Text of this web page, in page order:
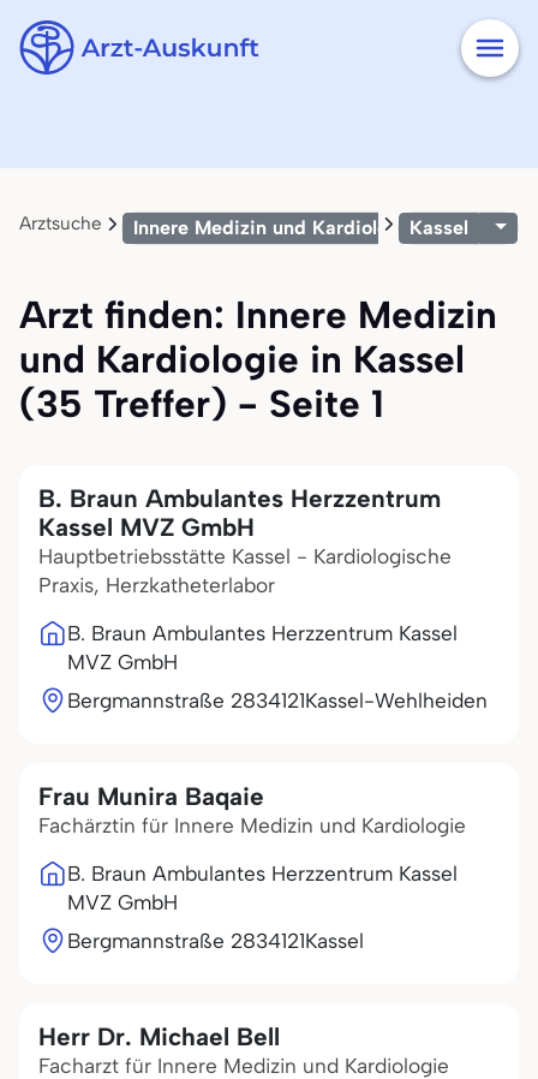
Arztsuche Innere Medizin und KardiologieKassel
Arzt finden: Innere Medizin
und Kardiologie in Kassel
(35 Treffer) - Seite 1
B. Braun Ambulantes Herzzentrum
Kassel MVZ GmbH
Hauptbetriebsstätte Kassel - Kardiologische
Praxis, Herzkatheterlabor
B. Braun Ambulantes Herzzentrum Kassel
MVZ GmbH
Bergmannstraße 2834121Kassel-Wehlheiden
Frau Munira Baqaie
Fachärztin für Innere Medizin und Kardiologie
B. Braun Ambulantes Herzzentrum Kassel
MVZ GmbH
Bergmannstraße 2834121Kassel
Herr Dr. Michael Bell
Facharzt für Innere Medizin und Kardiologie